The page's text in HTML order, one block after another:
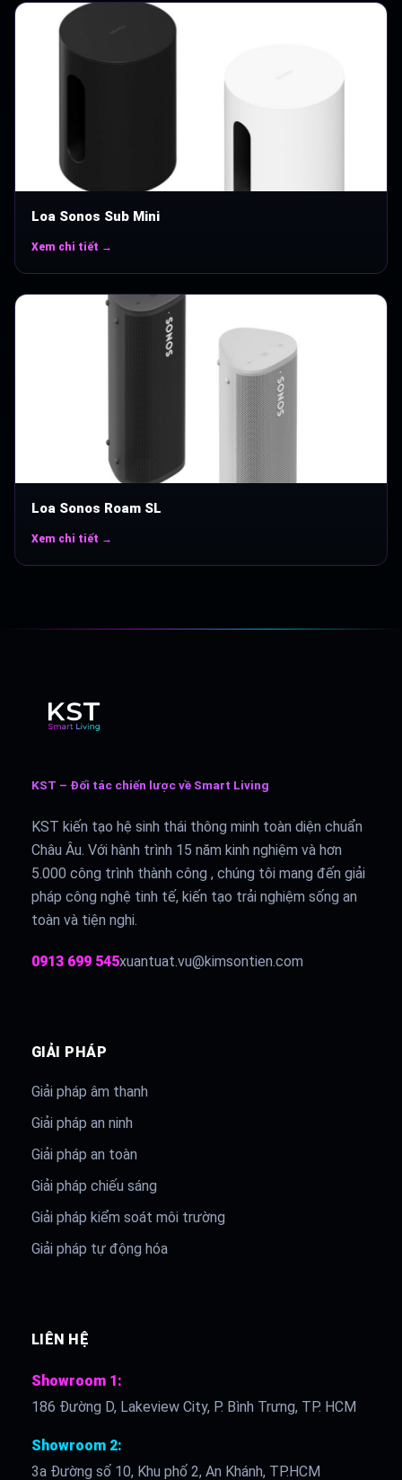
Loa Sonos Sub Mini
Xem chi tiết →
Loa Sonos Roam SL
Xem chi tiết →
KST – Đối tác chiến lược về Smart Living
KST kiến tạo hệ sinh thái thông minh toàn diện chuẩn
Châu Âu. Với hành trình 15 năm kinh nghiệm và hơn
5.000 công trình thành công , chúng tôi mang đến giải
pháp công nghệ tinh tế, kiến tạo trải nghiệm sống an
toàn và tiện nghi.
0913 699 545xuantuat.vu@kimsontien.com
GIẢI PHÁP
Giải pháp âm thanh
Giải pháp an ninh
Giải pháp an toàn
Giải pháp chiếu sáng
Giải pháp kiểm soát môi trường
Giải pháp tự động hóa
LIÊN HỆ
Showroom 1:
186 Đường D, Lakeview City, P. Bình Trưng, TP. HCM
Showroom 2:
3a Đường số 10, Khu phố 2, An Khánh, TP.HCM